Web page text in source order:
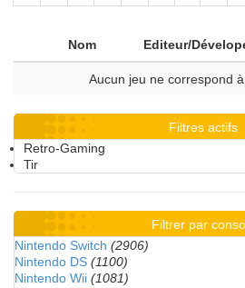
Nom Editeur/
Aucun jeu ne correspond
Filtres actifs
Retro-Gaming
Tir
Filtrer par
Nintendo Switch (2906)
Nintendo DS (1100)
Nintendo Wii (1081)